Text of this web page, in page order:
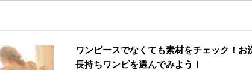
ワンピースでなくても素材をチェック！お
長持ちワンピを選んでみよう！